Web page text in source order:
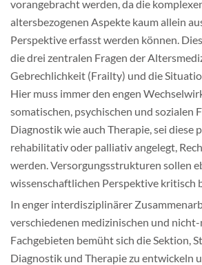
vorangebracht werden, da die
altersbezogenen Aspekte kaum allein
Perspektive erfasst werden können.
die drei zentralen Fragen der
Gebrechlichkeit (Frailty) und die
Hier muss immer den engen
somatischen, psychischen und sozialen
Diagnostik wie auch Therapie, sei diese
rehabilitativ oder palliativ angelegt,
werden. Versorgungsstrukturen sollen
wissenschaftlichen Perspektive kritisch
In enger interdisziplinärer
verschiedenen medizinischen und
Fachgebieten bemüht sich die Sektion,
Diagnostik und Therapie zu entwickeln